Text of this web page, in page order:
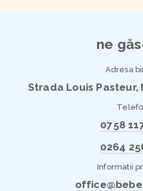
ne
Adresa
Strada Louis Pasteur,
0758
0264
Informatii